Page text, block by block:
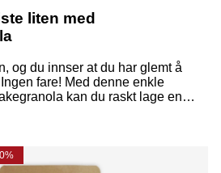
liten med
og du innser at du har glemt å
fare! Med denne enkle
kan du raskt lage en